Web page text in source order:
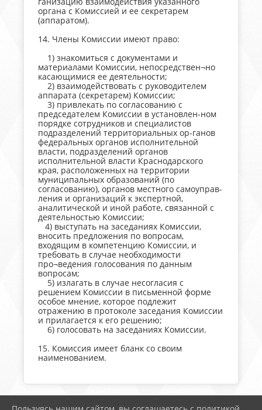
органа с Комиссией и ее секретарем
(аппаратом).
14. Члены Комиссии имеют право:
1) знакомиться с документами и
материалами Комиссии, непосредствен¬но
касающимися ее деятельности;
2) взаимодействовать с руководителем
аппарата (секретарем) Комиссии;
3) привлекать по согласованию с
председателем Комиссии в установлен-ном
порядке сотрудников и специалистов
подразделений территориальных ор-ганов
федеральных органов исполнительной
власти, подразделений органов
исполнительной власти Краснодарского
края, расположенных на территории
муниципальных образований (по
согласованию), органов местного самоуправ-
ления и организаций к экспертной,
аналитической и иной работе, связанной с
деятельностью Комиссии;
4) выступать на заседаниях Комиссии,
вносить предложения по вопросам,
входящим в компетенцию Комиссии, и
требовать в случае необходимости
про¬ведения голосования по данным
вопросам;
5) излагать в случае несогласия с
решением Комиссии в письменной форме
особое мнение, которое подлежит
отражению в протоколе заседания Комиссии
и прилагается к его решению;
6) голосовать на заседаниях Комиссии.
15. Комиссия имеет бланк со своим
наименованием.